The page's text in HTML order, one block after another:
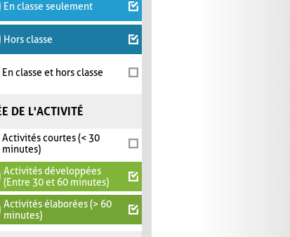
En classe seulement
Hors classe
En classe et hors classe
DE L'ACTIVITÉ
Activités courtes (< 30
minutes)
Activités développées
(Entre 30 et 60 minutes)
Activités élaborées (> 60
minutes)